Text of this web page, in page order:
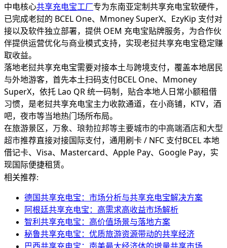
中电核心共享充电宝工厂专为东南亚定制共享充电宝软硬件，
已完成老挝的 BCEL One、Mmoney SuperX、EzyKip 支付对
接以及软件独立部署，提供 OEM 充电宝贴牌服务，为合作伙
伴提供运营优化与商业模式支持，实现老挝共享充电宝稳定赚
取收益。
落地老挝共享充电宝需要对接本土与跨境支付，覆盖本地居民
与外地游客，首先本土扫码支付BCEL One、Mmoney
SuperX，依托 Lao QR 统一码制，贴合本地人日常小额租借
习惯，是老挝共享充电宝主力收款通道，在小商铺，KTV，酒
吧，夜市等当地热门场所布局。
在旅游景区， 万象、琅勃拉邦等主要城市的中高端酒店和大型
超市推荐直接对接国际支付，通用刷卡 / NFC 支付BCEL 本地
借记卡、Visa、Mastercard、Apple Pay、Google Pay，实
现国际便捷租赁。
相关推荐:
德国共享充电宝：市场分析与共享充电宝解决方案
阿根廷共享充电宝：高需求高收益市场解析
智利共享充电宝：高价值场景与落地方案
秘鲁共享充电宝：优质旅游资源带动的共享经济
巴西共享充电宝：南美最大经济体的增量共享市场